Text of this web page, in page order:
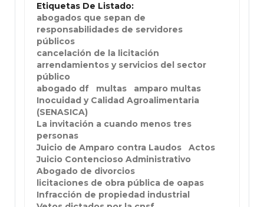
Etiquetas De Listado:
abogados que sepan de
responsabilidades de servidores
públicos
cancelación de la licitación
arrendamientos y servicios del sector
público
abogado df
multas
amparo multas
Inocuidad y Calidad Agroalimentaria
(SENASICA)
La invitación a cuando menos tres
personas
Juicio de Amparo contra Laudos
Actos
Juicio Contencioso Administrativo
Abogado de divorcios
licitaciones de obra pública de oapas
Infracción de propiedad industrial